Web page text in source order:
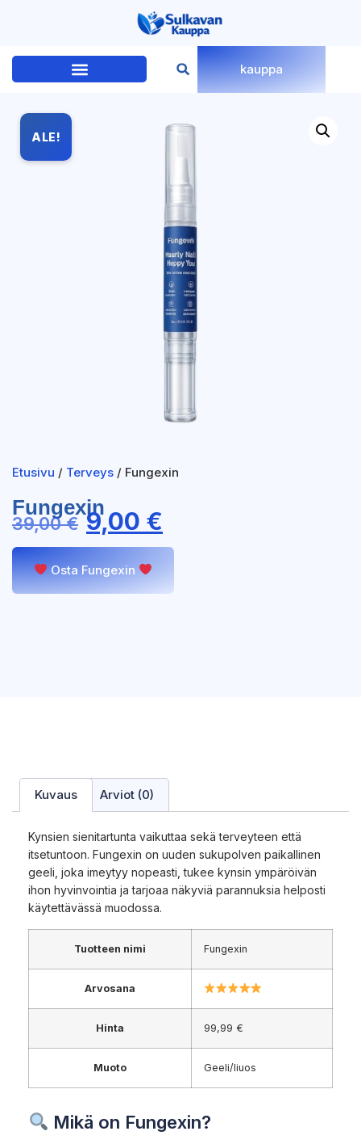
kauppa
ALE!
Etusivu / Terveys / Fungexin
Fungexin
39,00€ 9,00 €
Osta Fungexin
Kuvaus Arviot (0)
Kynsien sienitartunta vaikuttaa sekä terveyteen että
itsetuntoon. Fungexin on uuden sukupolven paikallinen
geeli, joka imeytyy nopeasti, tukee kynsin ympäröivän
ihon hyvinvointia ja tarjoaa näkyviä parannuksia helposti
käytettävässä muodossa.
Tuotteen nimi Fungexin
Arvosana
Hinta 99,99 €
Muoto Geeli/liuos
Mikä on Fungexin?